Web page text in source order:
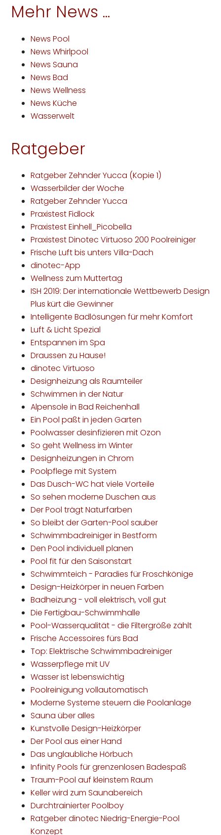
Mehr News ...
News Pool
News Whirlpool
News Sauna
News Bad
News Wellness
News Küche
Wasserwelt
Ratgeber
Ratgeber Zehnder Yucca (Kopie 1)
Wasserbilder der Woche
Ratgeber Zehnder Yucca
Praxistest Fidlock
Praxistest Einhell_Picobella
Praxistest Dinotec Virtuoso 200 Poolreiniger
Frische Luft bis unters Villa-Dach
dinotec-App
Wellness zum Muttertag
ISH 2019: Der internationale Wettbewerb Design
Plus kürt die Gewinner
Intelligente Badlösungen für mehr Komfort
Luft & Licht Spezial
Entspannen im Spa
Draussen zu Hause!
dinotec Virtuoso
Designheizung als Raumteiler
Schwimmen in der Natur
Alpensole in Bad Reichenhall
Ein Pool paßt in jeden Garten
Poolwasser desinfizieren mit Ozon
So geht Wellness im Winter
Designheizungen in Chrom
Poolpflege mit System
Das Dusch-WC hat viele Vorteile
So sehen moderne Duschen aus
Der Pool trägt Naturfarben
So bleibt der Garten-Pool sauber
Schwimmbadreiniger in Bestform
Den Pool individuell planen
Pool fit für den Saisonstart
Schwimmteich - Paradies für Froschkönige
Design-Heizkörper in neuen Farben
Badheizung - voll elektrisch, voll gut
Die Fertigbau-Schwimmhalle
Pool-Wasserqualität - die Filtergröße zählt
Frische Accessoires fürs Bad
Top: Elektrische Schwimmbadreiniger
Wasserpflege mit UV
Wasser ist lebenswichtig
Poolreinigung vollautomatisch
Moderne Systeme steuern die Poolanlage
Sauna über alles
Kunstvolle Design-Heizkörper
Der Pool aus einer Hand
Das unglaubliche Hörbuch
Infinity Pools für grenzenlosen Badespaß
Traum-Pool auf kleinstem Raum
Keller wird zum Saunabereich
Durchtrainierter Poolboy
Ratgeber dinotec Niedrig-Energie-Pool
Konzept